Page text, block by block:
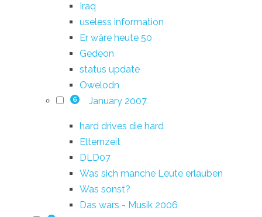
Iraq
useless information
Er wäre heute 50
Gedeon
status update
Owelodn
6 January 2007
hard drives die hard
Elternzeit
DLD07
Was sich manche Leute erlauben
Was sonst?
Das wars - Musik 2006